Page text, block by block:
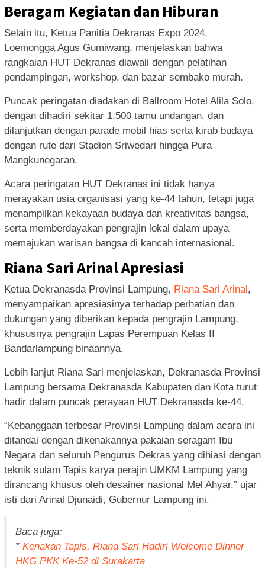
Beragam Kegiatan dan Hiburan
Selain itu, Ketua Panitia Dekranas Expo 2024,
Loemongga Agus Gumiwang, menjelaskan bahwa
rangkaian HUT Dekranas diawali dengan pelatihan
pendampingan, workshop, dan bazar sembako murah.
Puncak peringatan diadakan di Ballroom Hotel Alila Solo,
dengan dihadiri sekitar 1.500 tamu undangan, dan
dilanjutkan dengan parade mobil hias serta kirab budaya
dengan rute dari Stadion Sriwedari hingga Pura
Mangkunegaran.
Acara peringatan HUT Dekranas ini tidak hanya
merayakan usia organisasi yang ke-44 tahun, tetapi juga
menampilkan kekayaan budaya dan kreativitas bangsa,
serta memberdayakan pengrajin lokal dalam upaya
memajukan warisan bangsa di kancah internasional.
Riana Sari Arinal Apresiasi
Ketua Dekranasda Provinsi Lampung, Riana Sari Arinal ,
menyampaikan apresiasinya terhadap perhatian dan
dukungan yang diberikan kepada pengrajin Lampung,
khususnya pengrajin Lapas Perempuan Kelas II
Bandarlampung binaannya.
Lebih lanjut Riana Sari menjelaskan, Dekranasda Provinsi
Lampung bersama Dekranasda Kabupaten dan Kota turut
hadir dalam puncak perayaan HUT Dekranasda ke-44.
“Kebanggaan terbesar Provinsi Lampung dalam acara ini
ditandai dengan dikenakannya pakaian seragam Ibu
Negara dan seluruh Pengurus Dekras yang dihiasi dengan
teknik sulam Tapis karya perajin UMKM Lampung yang
dirancang khusus oleh desainer nasional Mel Ahyar.” ujar
isti dari Arinal Djunaidi, Gubernur Lampung ini.
Baca juga:
* Kenakan Tapis, Riana Sari Hadiri Welcome Dinner
HKG PKK Ke-52 di Surakarta